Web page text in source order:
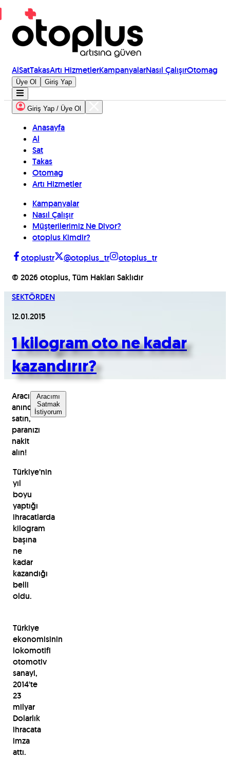
AlSatTakasArtı HizmetlerKampanyalarNasıl ÇalışırOtomag
Üye Ol Giriş Yap
Giriş Yap / Üye Ol
Anasayfa
Al
Sat
Takas
Otomag
Artı Hizmetler
Kampanyalar
Nasıl Çalışır
Müşterilerimiz Ne Diyor?
otoplus Kimdir?
otoplustr
@otoplus_tr
otoplus_tr
© 2026 otoplus, Tüm Hakları Saklıdır
SEKTÖRDEN
12.01.2015
1 kilogram oto ne kadar
kazandırır?
Aracınızı
anında
satın,
paranızı
nakit
alın!
Aracımı
Satmak
İstiyorum
Türkiye’nin
yıl
boyu
yaptığı
ihracatlarda
kilogram
başına
ne
kadar
kazandığı
belli
oldu.
Türkiye
ekonomisinin
lokomotifi
otomotiv
sanayi,
2014'te
23
milyar
Dolarlık
ihracata
imza
attı.